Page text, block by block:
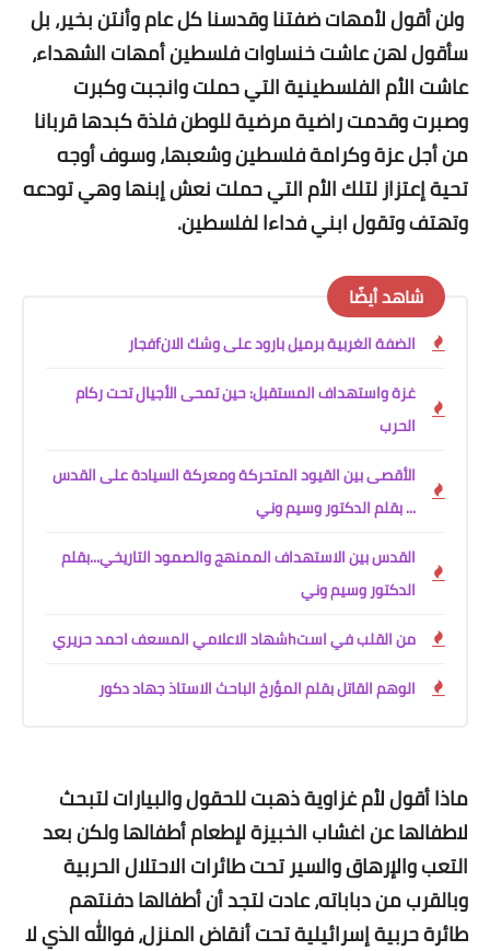
ولن أقول لأمهات ضفتنا وقدسنا كل عام وأنتن بخير، بل
سأقول لهن عاشت خنساوات فلسطين أمهات الشهداء،
عاشت الأم الفلسطينية التي حملت وانجبت وكبرت
وصبرت وقدمت راضية مرضية للوطن فلذة كبدها قربانا
من أجل عزة وكرامة فلسطين وشعبها، وسوف أوجه
تحية إعتزاز لتلك الأم التي حملت نعش إبنها وهي تودعه
وتهتف وتقول ابني فداءا لفلسطين.
شاهد أيضًا
الضفة الغربية برميل بارود على وشك الانfفجار
غزة واستهداف المستقبل: حين تمحى الأجيال تحت ركام
الحرب
الأقصى بين القيود المتحركة ومعركة السيادة على القدس
... بقلم الدكتور وسيم وني
القدس بين الاستهداف الممنهج والصمود التاريخي...بقلم
الدكتور وسيم وني
من القلب في استhشهاد الاعلامي المسعف احمد حريري
الوهم القاتل بقلم المؤرخ الباحث الاستاذ جهاد دكور
ماذا أقول لأم غزاوية ذهبت للحقول والبيارات لتبحث
لاطفالها عن اغشاب الخبيزة لإطعام أطفالها ولكن بعد
التعب والإرهاق والسير تحت طائرات الاحتلال الحربية
وبالقرب من دباباته، عادت لتجد أن أطفالها دفنتهم
طائرة حربية إسرائيلية تحت أنقاض المنزل، فوالله الذي لا